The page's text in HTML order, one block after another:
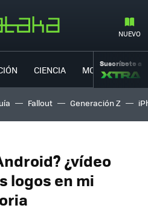
NUEVO
CIENCIA MOVILIDAD
Suscríbete a
Fallout Generación Z
¿vídeo
logos en mi